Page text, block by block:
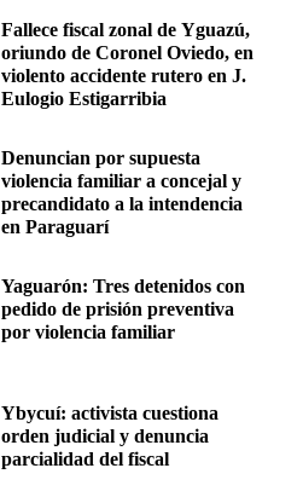
Fallece fiscal zonal de Yguazú,
oriundo de Coronel Oviedo, en
violento accidente rutero en J.
Eulogio Estigarribia
Denuncian por supuesta
violencia familiar a concejal y
precandidato a la intendencia
en Paraguarí
Yaguarón: Tres detenidos con
pedido de prisión preventiva
Ybycuí: activista cuestiona
orden judicial y denuncia
parcialidad del fiscal